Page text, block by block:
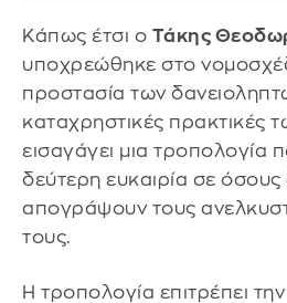
Κάπως έτσι ο Τάκης
υποχρεώθηκε στο
προστασία των
καταχρηστικές πρακτικές
εισαγάγει μια τροπολογία
δεύτερη ευκαιρία σε
απογράψουν τους
τους.
Η τροπολογία επιτρέπει